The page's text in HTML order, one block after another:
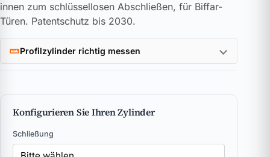
innen zum schlüssellosen Abschließen, für Biffar-
Türen. Patentschutz bis 2030.
Profilzylinder richtig messen
Konfigurieren Sie Ihren Zylinder
Schließung